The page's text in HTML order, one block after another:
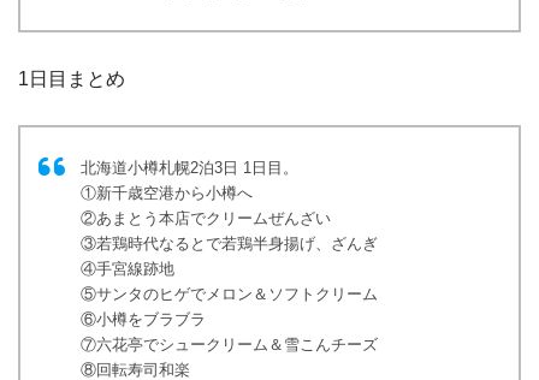
1日目まとめ
北海道小樽札幌2泊3日 1日目。
①新千歳空港から小樽へ
②あまとう本店でクリームぜんざい
③若鶏時代なるとで若鶏半身揚げ、ざんぎ
④手宮線跡地
⑤サンタのヒゲでメロン＆ソフトクリーム
⑥小樽をブラブラ
⑦六花亭でシュークリーム＆雪こんチーズ
⑧回転寿司和楽